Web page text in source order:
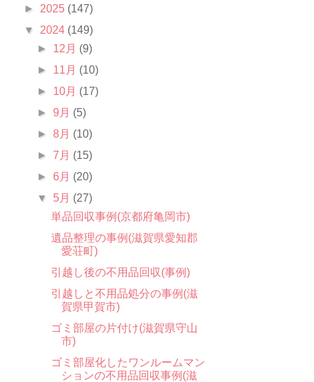
► 2025 (147)
▼ 2024 (149)
► 12月 (9)
► 11月 (10)
► 10月 (17)
►9月 (5)
►8月 (10)
►7月 (15)
►6月 (20)
▼ 5月 (27)
単品回収事例(京都府亀岡市)
遺品整理の事例(滋賀県愛知郡
愛荘町)
引越し後の不用品回収(事例)
引越しと不用品処分の事例(滋
賀県甲賀市)
ゴミ部屋の片付け(滋賀県守山
市)
ゴミ部屋化したワンルームマン
ションの不用品回収事例(滋